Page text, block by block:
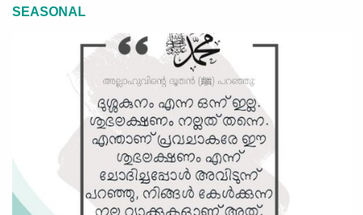
SEASONAL